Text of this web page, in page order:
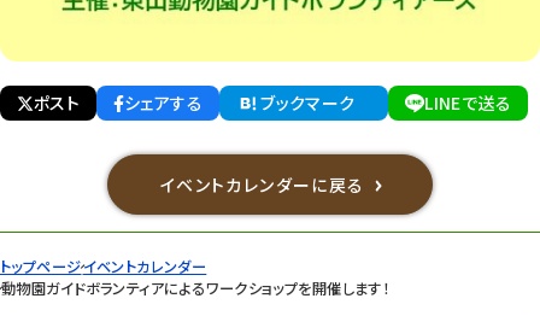
トップページイベントカレンダー
動物園ガイドボランティアによるワークショップを開催します！
ポスト シェアする ブックマーク LINEで送る
イベントカレンダーに戻る